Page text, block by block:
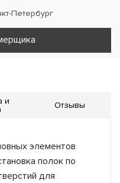
Петербург
и
Отзывы
элементов
полок по
для